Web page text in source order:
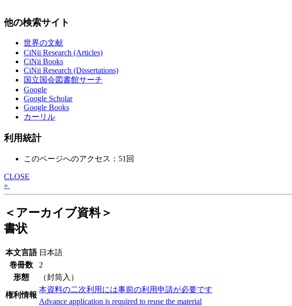
他の検索サイト
世界の文献
CiNii Research (Articles)
CiNii Books
CiNii Research (Dissertations)
国立国会図書館サーチ
Google
Google Scholar
Google Books
カーリル
利用統計
このページへのアクセス：51回
CLOSE
»
＜アーカイブ資料＞
書状
本文言語 日本語
巻冊数
2
形態
（封筒入）
権利情報
本資料の二次利用には事前の利用申請が必要です
Advance application is required to reuse the material